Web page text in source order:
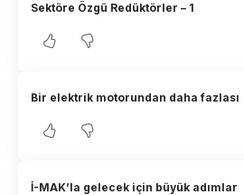
Sektöre Özgü Redüktörler – 1
Bir elektrik motorundan daha fazlası
İ-MAK’la gelecek için büyük adımlar